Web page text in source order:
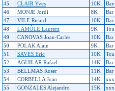
45
CLAIR Yves 10K Bay
46
MONJE Jordi 8K Bar
47
VILE Ricard 10K Bar
48
LAMÔLE Laurent 9K Tou
49
CANOVAS Joan-Carles 10K Bar
50
POLAK Alain 9K Bar
51
SAVES Eric 10K Tou
52
AGUILAR Rafael 14K Bar
53
BELLMAS Roser 11K Bar
54
CORBELLA Joan 14K xxx
55
GONZALES Alejandro 15K xxx